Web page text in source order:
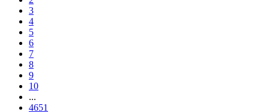
3
4
5
6
7
8
9
10
...
4651